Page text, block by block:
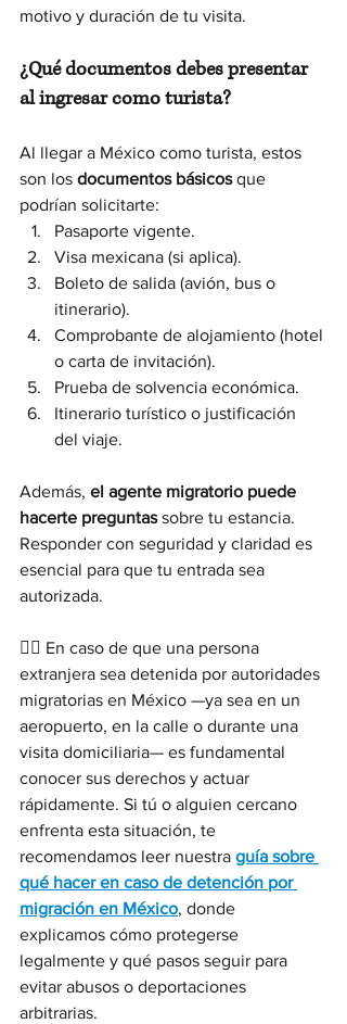
motivo y duración de tu visita.
¿Qué documentos debes presentar
al ingresar como turista?
Al llegar a México como turista, estos
son los documentos básicos que
podrían solicitarte:
Pasaporte vigente.
Visa mexicana (si aplica).
Boleto de salida (avión, bus o
itinerario).
Comprobante de alojamiento (hotel
o carta de invitación).
Prueba de solvencia económica.
Itinerario turístico o justificación
del viaje.
Además, el agente migratorio puede
hacerte preguntas sobre tu estancia.
Responder con seguridad y claridad es
esencial para que tu entrada sea
autorizada.
👮‍♂️ En caso de que una persona
extranjera sea detenida por autoridades
migratorias en México —ya sea en un
aeropuerto, en la calle o durante una
visita domiciliaria— es fundamental
conocer sus derechos y actuar
rápidamente. Si tú o alguien cercano
enfrenta esta situación, te
recomendamos leer nuestra guía sobre
qué hacer en caso de detención por
migración en México, donde
explicamos cómo protegerse
legalmente y qué pasos seguir para
evitar abusos o deportaciones
arbitrarias.